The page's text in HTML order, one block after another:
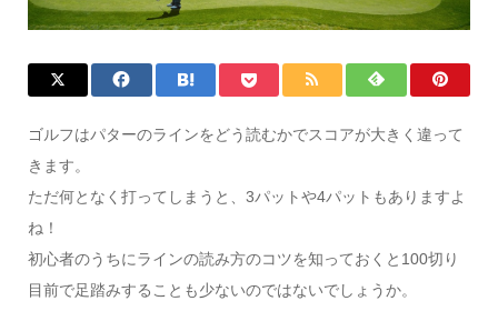
ゴルフはパターのラインをどう読むかでスコアが大きく違って
きます。
ただ何となく打ってしまうと、3パットや4パットもありますよ
ね！
初心者のうちにラインの読み方のコツを知っておくと100切り
目前で足踏みすることも少ないのではないでしょうか。